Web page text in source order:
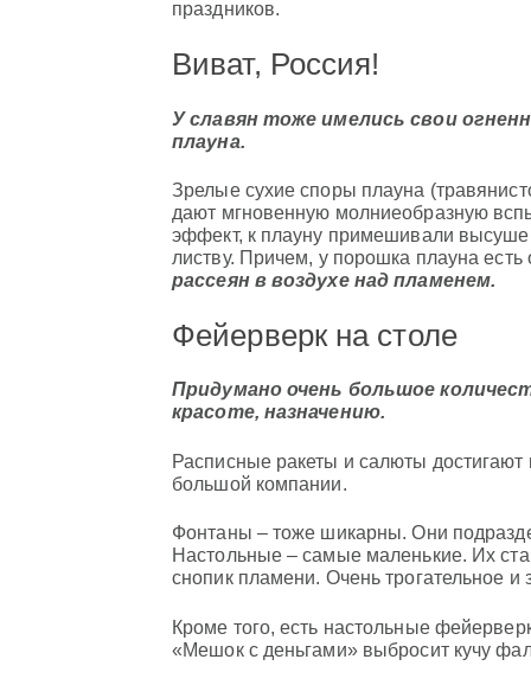
праздников.
Виват, Россия!
У славян тоже имелись свои
плауна.
Зрелые сухие споры плауна
дают мгновенную молниеобразную
эффект, к плауну примешивали
листву. Причем, у порошка плауна
рассеян в воздухе над пламенем.
Фейерверк на столе
Придумано очень большое
красоте, назначению.
Расписные ракеты и салюты
большой компании.
Фонтаны – тоже шикарны. Они
Настольные – самые маленькие. Их
снопик пламени. Очень трогательное
Кроме того, есть настольные
«Мешок с деньгами» выбросит кучу